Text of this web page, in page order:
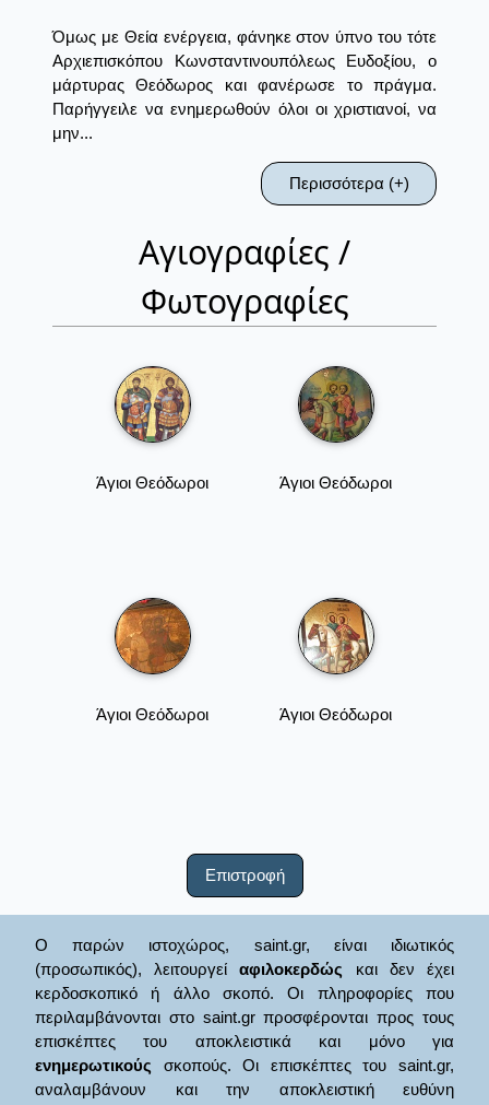
Όμως με Θεία ενέργεια, φάνηκε στον ύπνο του τότε
Αρχιεπισκόπου Κωνσταντινουπόλεως Ευδοξίου, ο
μάρτυρας Θεόδωρος και φανέρωσε το πράγμα.
Παρήγγειλε να ενημερωθούν όλοι οι χριστιανοί, να
μην...
Περισσότερα (+)
Αγιογραφίες /
Φωτογραφίες
Άγιοι Θεόδωροι Άγιοι Θεόδωροι
Άγιοι Θεόδωροι Άγιοι Θεόδωροι
Επιστροφή
Ο παρών ιστοχώρος, saint.gr, είναι ιδιωτικός
(προσωπικός), λειτουργείαφιλοκερδώς και δεν έχει
κερδοσκοπικό ή άλλο σκοπό. Οι πληροφορίες που
περιλαμβάνονται στο saint.gr προσφέρονται προς τους
επισκέπτες του αποκλειστικά και μόνο για
ενημερωτικούς σκοπούς. Οι επισκέπτες του saint.gr,
αναλαμβάνουν και την αποκλειστική ευθύνη